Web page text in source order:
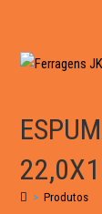
> Produtos